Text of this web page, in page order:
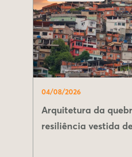
04/08/2026
Arquitetura da
resiliência vestida